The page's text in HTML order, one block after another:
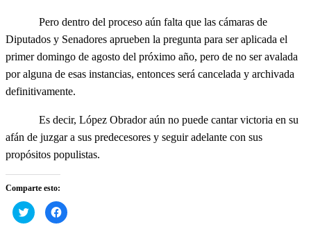
Pero dentro del proceso aún falta que las cámaras de
Diputados y Senadores aprueben la pregunta para ser aplicada el
primer domingo de agosto del próximo año, pero de no ser avalada
por alguna de esas instancias, entonces será cancelada y archivada
definitivamente.
Es decir, López Obrador aún no puede cantar victoria en su
afán de juzgar a sus predecesores y seguir adelante con sus
propósitos populistas.
Comparte esto:
Haz
clic
Haz
clic